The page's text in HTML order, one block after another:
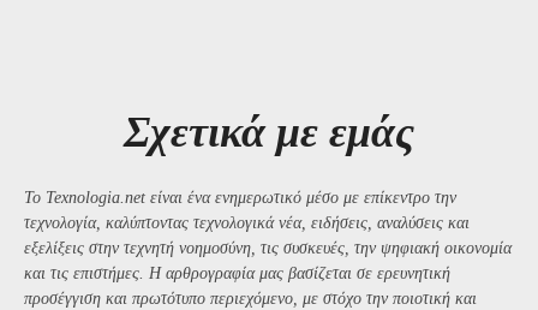
Σχετικά με εμάς
Το Texnologia.net είναι ένα ενημερωτικό μέσο με επίκεντρο την
τεχνολογία, καλύπτοντας τεχνολογικά νέα, ειδήσεις, αναλύσεις και
εξελίξεις στην τεχνητή νοημοσύνη, τις συσκευές, την ψηφιακή οικονομία
και τις επιστήμες. Η αρθρογραφία μας βασίζεται σε ερευνητική
προσέγγιση και πρωτότυπο περιεχόμενο, με στόχο την ποιοτική και